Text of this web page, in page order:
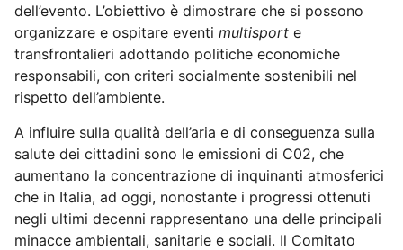
dell’evento. L’obiettivo è dimostrare che si possono
organizzare e ospitare eventi multisport e
transfrontalieri adottando politiche economiche
responsabili, con criteri socialmente sostenibili nel
rispetto dell’ambiente.
A influire sulla qualità dell’aria e di conseguenza sulla
salute dei cittadini sono le emissioni di C02, che
aumentano la concentrazione di inquinanti atmosferici
che in Italia, ad oggi, nonostante i progressi ottenuti
negli ultimi decenni rappresentano una delle principali
minacce ambientali, sanitarie e sociali. Il Comitato